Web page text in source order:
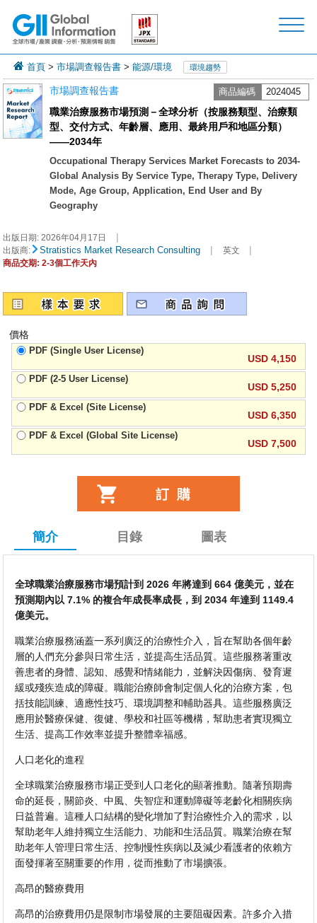
首頁 >市場調查報告書 >能源/環境 環境趨勢
市場調查報告書 商品編碼 2024045
職業治療服務市場預測－全球分析（按服務類型、治療類
型、交付方式、年齡層、應用、最終用戶和地區分類）
——2034年
Occupational Therapy Services Market Forecasts to 2034-
Global Analysis By Service Type, Therapy Type, Delivery
Mode, Age Group, Application, End User and By
Geography
出版日期:2026年04月17日 |
出版商: Stratistics Market Research Consulting | 英文 |
商品交期: 2-3個工作天內
價格
PDF (Single User License)
USD 4,150
PDF (2-5 User License)
USD 5,250
PDF & Excel (Site License)
USD 6,350
PDF & Excel (Global Site License)
USD 7,500
簡介 目錄 圖表
全球職業治療服務市場預計到 2026 年將達到 664 億美元，並在
預測期內以 7.1% 的複合年成長率成長，到 2034 年達到 1149.4
億美元。
職業治療服務涵蓋一系列廣泛的治療性介入，旨在幫助各個年齡
層的人們充分參與日常生活，並提高生活品質。這些服務著重改
善患者的身體、認知、感覺和情緒能力，並解決因傷病、發育遲
緩或殘疾造成的障礙。職能治療師會制定個人化的治療方案，包
括技能訓練、適應性技巧、環境調整和輔助器具。這些服務廣泛
應用於醫療保健、復健、學校和社區等機構，幫助患者實現獨立
生活、提高工作效率並提升整體幸福感。
人口老化的進程
全球職業治療服務市場正受到人口老化的顯著推動。隨著預期壽
命的延長，關節炎、中風、失智症和運動障礙等老齡化相關疾病
日益普遍。這種人口結構的變化增加了對治療性介入的需求，以
幫助老年人維持獨立生活能力、功能和生活品質。職業治療在幫
助老年人管理日常生活、控制慢性疾病以及減少看護者的依賴方
面發揮著至關重要的作用，從而推動了市場擴張。
高昂的醫療費用
高昂的治療費用仍是限制市場發展的主要阻礙因素。許多介入措